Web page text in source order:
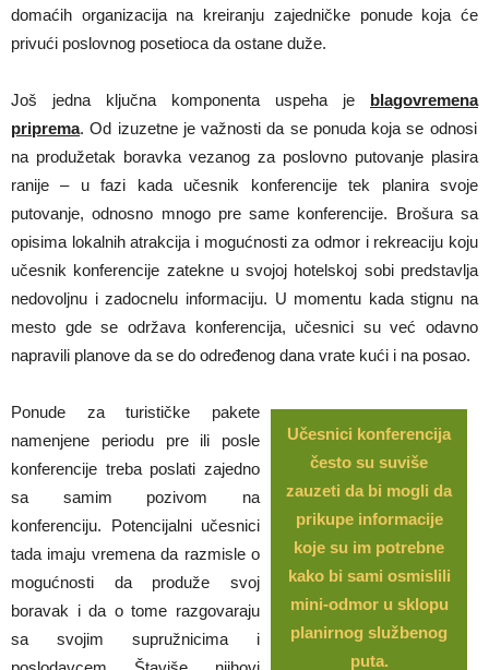
domaćih organizacija na kreiranju zajedničke ponude koja će
privući poslovnog posetioca da ostane duže.
Još jedna ključna komponenta uspeha je blagovremena
priprema. Od izuzetne je važnosti da se ponuda koja se odnosi
na produžetak boravka vezanog za poslovno putovanje plasira
ranije – u fazi kada učesnik konferencije tek planira svoje
putovanje, odnosno mnogo pre same konferencije. Brošura sa
opisima lokalnih atrakcija i mogućnosti za odmor i rekreaciju koju
učesnik konferencije zatekne u svojoj hotelskoj sobi predstavlja
nedovoljnu i zadocnelu informaciju. U momentu kada stignu na
mesto gde se održava konferencija, učesnici su već odavno
napravili planove da se do određenog dana vrate kući i na posao.
Učesnici konferencija
često su suviše
zauzeti da bi mogli da
prikupe informacije
koje su im potrebne
kako bi sami osmislili
mini-odmor u sklopu
planirnog službenog
puta.
Ponude za turističke pakete
namenjene periodu pre ili posle
konferencije treba poslati zajedno
sa samim pozivom na
konferenciju. Potencijalni učesnici
tada imaju vremena da razmisle o
mogućnosti da produže svoj
boravak i da o tome razgovaraju
sa svojim supružnicima i